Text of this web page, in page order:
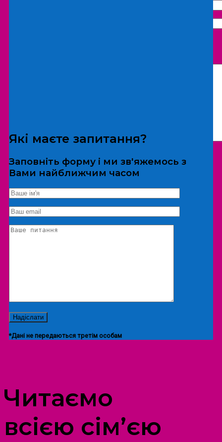
*Дані не передаються третім особам
Екскурсія/локація
Які маєте запитання?
Заповніть форму і ми зв'яжемось з
Вами найближчим часом
*Дані не передаються третім особам
Читаємо
всією сім’єю